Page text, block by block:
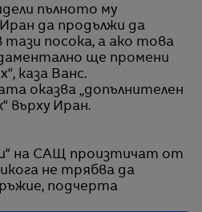
пълното му
да продължи да
посока, а ако това
ще промени
каза Ванс.
оказва „допълнителен
върху Иран.
на САЩ произтичат от
не трябва да
подчерта